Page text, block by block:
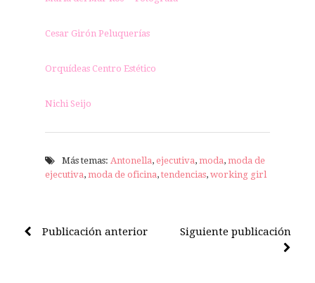
Cesar Girón Peluquerías
Orquídeas Centro Estético
Nichi Seijo
Más temas: Antonella, ejecutiva, moda, moda de
ejecutiva, moda de oficina, tendencias, working girl
Siguiente publicación
Publicación anterior